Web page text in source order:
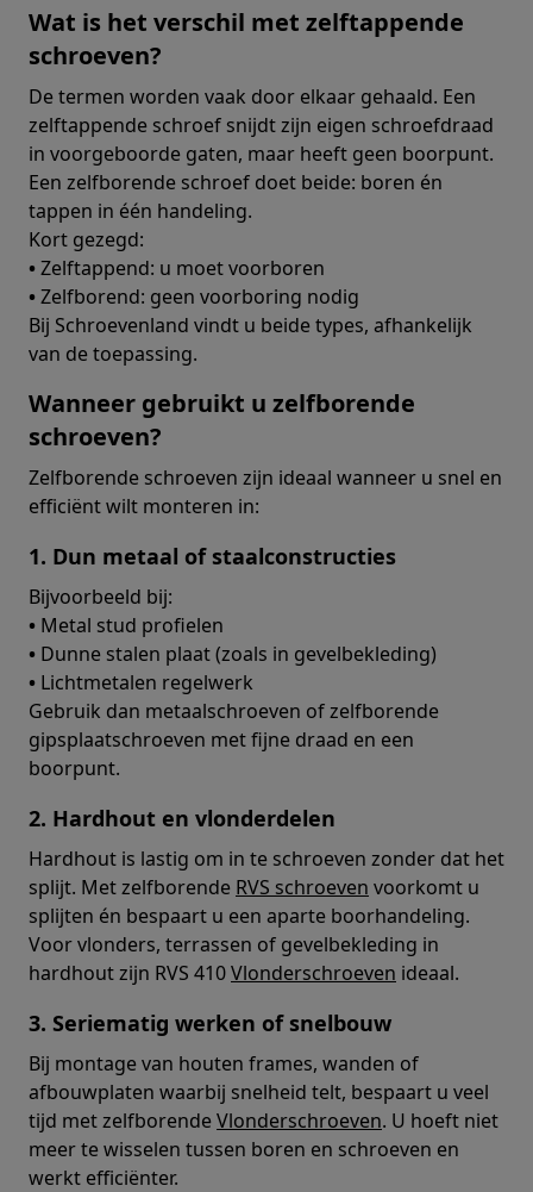
Wat is het verschil met zelftappende
schroeven?
De termen worden vaak door elkaar gehaald. Een
zelftappende schroef snijdt zijn eigen schroefdraad
in voorgeboorde gaten, maar heeft geen boorpunt.
Een zelfborende schroef doet beide: boren én
tappen in één handeling.
Kort gezegd:
•Zelftappend: u moet voorboren
•Zelfborend: geen voorboring nodig
Bij Schroevenland vindt u beide types, afhankelijk
van de toepassing.
Wanneer gebruikt u zelfborende
schroeven?
Zelfborende schroeven zijn ideaal wanneer u snel en
efficiënt wilt monteren in:
1. Dun metaal of staalconstructies
Bijvoorbeeld bij:
• Metal stud profielen
• Dunne stalen plaat (zoals in gevelbekleding)
• Lichtmetalen regelwerk
Gebruik dan metaalschroeven of zelfborende
gipsplaatschroeven met fijne draad en een
boorpunt.
2. Hardhout en vlonderdelen
Hardhout is lastig om in te schroeven zonder dat het
splijt. Met zelfborende RVS schroeven voorkomt u
splijten én bespaart u een aparte boorhandeling.
Voor vlonders, terrassen of gevelbekleding in
hardhout zijn RVS 410Vlonderschroeven ideaal.
3. Seriematig werken of snelbouw
Bij montage van houten frames, wanden of
afbouwplaten waarbij snelheid telt, bespaart u veel
tijd met zelfborendeVlonderschroeven. U hoeft niet
meer te wisselen tussen boren en schroeven en
werkt efficiënter.